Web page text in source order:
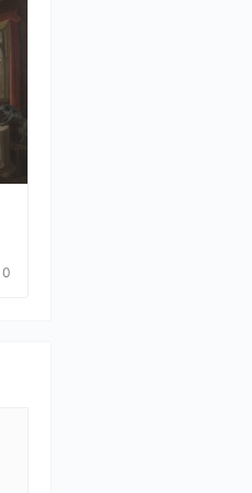
0